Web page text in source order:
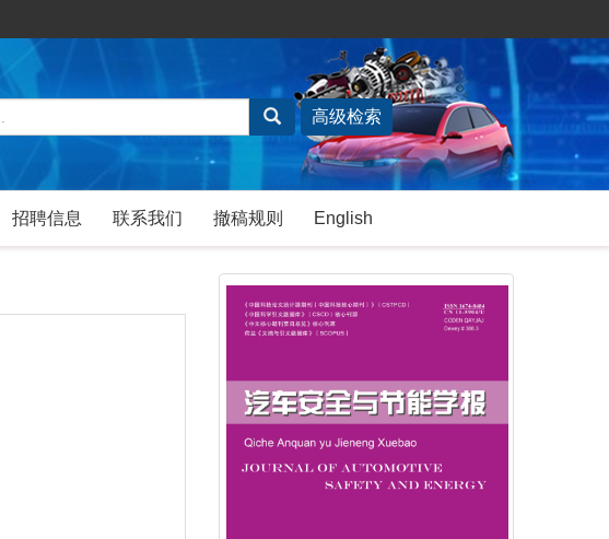
招聘信息 联系我们 撤稿规则 English